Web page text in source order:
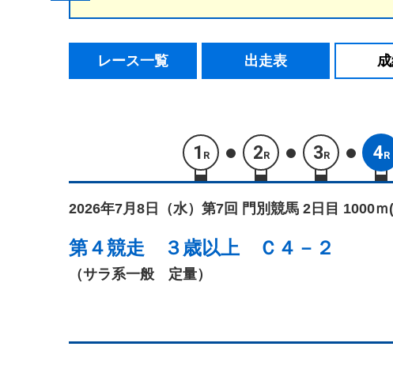
レース一覧 出走表
1 R 2R 3R 4R
2026年7月8日（水） 第7回 門別競馬 2日目 1000
第４競走 ３歳以上 Ｃ４－２
（サラ系一般 定量）